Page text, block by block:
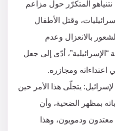
نتنياهو المتكرّر حول مزاعم
وقتل الأطفال
بالانعزال وعدم
أدّى إلى جعل
اعتداءاته ومجازره.
يتجلّى هذا الأمر حين
بمظهر الضحية، وأن
ودمويون، وهذا